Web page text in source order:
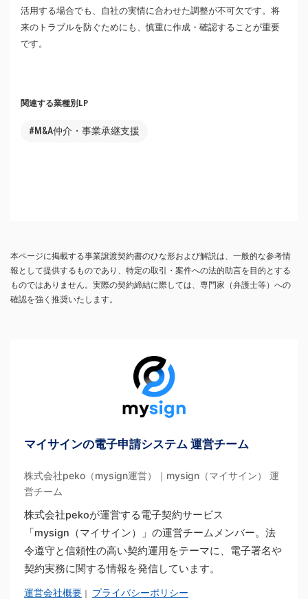
活用する場合でも、自社の実情に合わせた調整が不可欠です。将
来のトラブルを防ぐためにも、慎重に作成・確認することが重要
です。
関連する業種別LP
#M&A仲介・事業承継支援
本ページに掲載する事業譲渡契約書のひな形および解説は、一般的な参考情
報として提供するものであり、特定の取引・案件への法的助言を目的とする
ものではありません。実際の契約締結に際しては、専門家（弁護士等）への
確認を強く推奨いたします。
マイサインの電子申請システム 運営チーム
株式会社peko（mysign運営）｜mysign（マイサイン） 運
営チーム
株式会社pekoが運営する電子契約サービス
「mysign（マイサイン）」の運営チームメンバー。法
令遵守と信頼性の高い契約運用をテーマに、電子署名や
契約実務に関する情報を発信しています。
運営会社概要 ｜ プライバシーポリシー